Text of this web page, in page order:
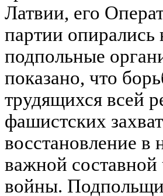
Латвии, его
партии
подпольные
показано, что
трудящихся всей
фашистских
восстановление в
важной
войны.